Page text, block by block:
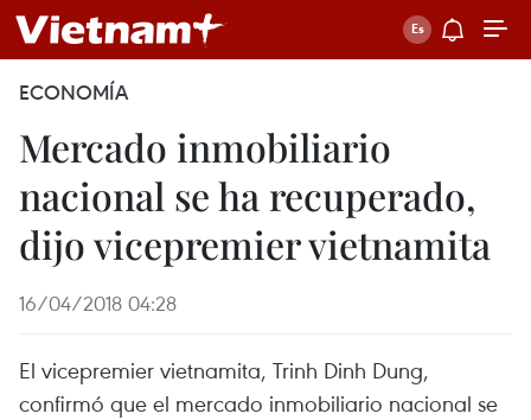
ECONOMÍA
Mercado inmobiliario
nacional se ha recuperado,
dijo vicepremier vietnamita
16/04/2018 04:28
El vicepremier vietnamita, Trinh Dinh Dung,
confirmó que el mercado inmobiliario nacional se